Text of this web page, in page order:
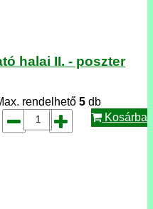
halai II. - poszter
rendelhető 5 db
Kosárba